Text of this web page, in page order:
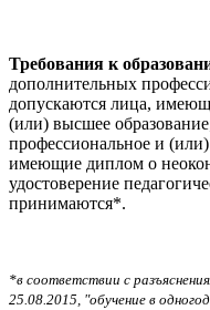
Требования к
дополнительных
допускаются лица,
(или) высшее
профессиональное и
имеющие диплом о
удостоверение
принимаются*.
*в соответствии с
25.08.2015, "обучение в